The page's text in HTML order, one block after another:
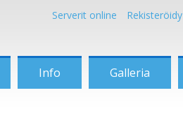
Serverit online Rekisteröidy
Info Galleria